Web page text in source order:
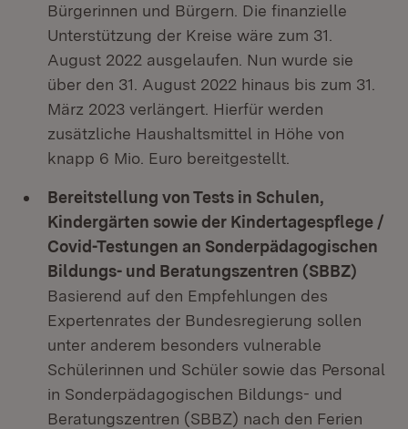
Bürgerinnen und Bürgern. Die finanzielle
Unterstützung der Kreise wäre zum 31.
August 2022 ausgelaufen. Nun wurde sie
über den 31. August 2022 hinaus bis zum 31.
März 2023 verlängert. Hierfür werden
zusätzliche Haushaltsmittel in Höhe von
knapp 6 Mio. Euro bereitgestellt.
Bereitstellung von Tests in Schulen,
Kindergärten sowie der Kindertagespflege /
Covid-Testungen an Sonderpädagogischen
Bildungs- und Beratungszentren (SBBZ)
Basierend auf den Empfehlungen des
Expertenrates der Bundesregierung sollen
unter anderem besonders vulnerable
Schülerinnen und Schüler sowie das Personal
in Sonderpädagogischen Bildungs- und
Beratungszentren (SBBZ) nach den Ferien